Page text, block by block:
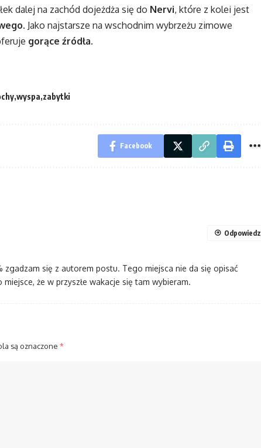
dalej na zachód dojeżdża się do Nervi, które z kolei jest
. Jako najstarsze na wschodnim wybrzeżu zimowe
gorące źródła.
wyspa zabytki
Facebook
zgadzam się z autorem postu. Tego miejsca nie da się opisać
że w przyszłe wakacje się tam wybieram.
Odpowiedz
są oznaczone *